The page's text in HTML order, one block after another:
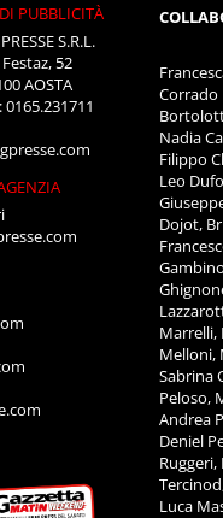
PUBBLICITÀ
S.R.L.
52
AOSTA
0165.231711
Corrado
Nadia
Filippo
Leo
Dojot,
Marrelli,
Melloni,
Sabrina
Peloso,
Andrea
Deniel
Ruggeri,
Luca